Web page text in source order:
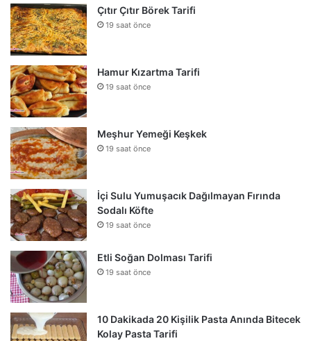
Çıtır Çıtır Börek Tarifi
19 saat önce
Hamur Kızartma Tarifi
19 saat önce
Meşhur Yemeği Keşkek
19 saat önce
İçi Sulu Yumuşacık Dağılmayan Fırında
Sodalı Köfte
19 saat önce
Etli Soğan Dolması Tarifi
19 saat önce
10 Dakikada 20 Kişilik Pasta Anında Bitecek
Kolay Pasta Tarifi